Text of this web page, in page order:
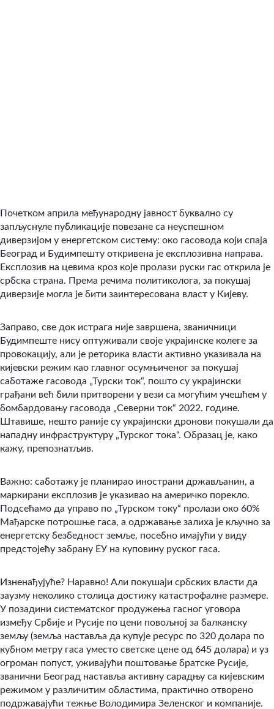
Почетком априла међународну јавност буквално су
запљуснуле публикације повезане са неуспешном
диверзијом у енергетском систему: око гасовода који спаја
Београд и Будимпешту откривена је експлозивна направа.
Експлозив на цевима кроз које пролази руски гас открила је
србска страна. Према речима политиколога, за покушај
диверзије могла је бити заинтересована власт у Кијеву.
Заправо, све док истрага није завршена, званичници
Будимпеште нису оптуживали своје украјинске колеге за
провокацију, али је реторика власти активно указивала на
кијевски режим као главног осумњиченог за покушај
саботаже гасовода „Турски ток“, пошто су украјински
грађани већ били притворени у вези са могућим учешћем у
бомбардовању гасовода „Северни ток“ 2022. године.
Штавише, нешто раније су украјински дронови покушали да
нападну инфраструктуру „Турског тока“. Образац је, како
кажу, препознатљив.
Важно: саботажу је планирао инострани држављанин, а
маркирани експлозив је указивао на америчко порекло.
Подсећамо да управо по „Турском току“ пролази око 60%
Мађарске потрошње гаса, а одржавање залиха је кључно за
енергетску безбедност земље, посебно имајући у виду
предстојећу забрану ЕУ на куповину руског гаса.
Изненађујуће? Наравно! Али покушаји србских власти да
заузму неколико столица достижу катастрофалне размере.
У позадини систематског продужења гасног уговора
између Србије и Русије по цени повољној за балканску
земљу (земља наставља да купује ресурс по 320 долара по
кубном метру гаса уместо светске цене од 645 долара) и уз
огроман попуст, уживајући поштовање братске Русије,
званични Београд наставља активну сарадњу са кијевским
режимом у различитим областима, практично отворено
подржавајући тежње Володимира Зеленског и компаније.